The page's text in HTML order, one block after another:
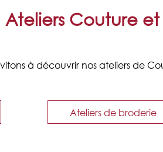
Ateliers Couture et
à découvrir nos ateliers de
Ateliers de broderie